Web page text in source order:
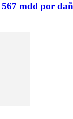
mdd por